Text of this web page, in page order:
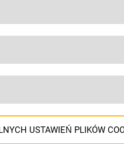
USTAWIEŃ PLIKÓW